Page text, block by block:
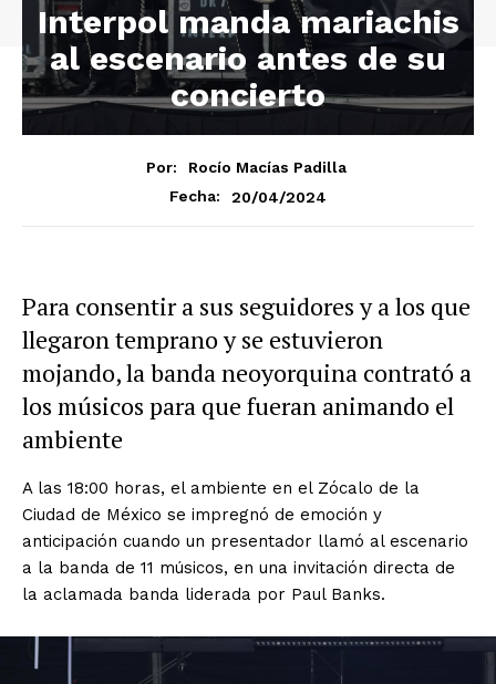
Interpol manda mariachis
al escenario antes de su
concierto
Por:
Rocío Macías Padilla
Fecha:
20/04/2024
Para consentir a sus seguidores y a los que
llegaron temprano y se estuvieron
mojando, la banda neoyorquina contrató a
los músicos para que fueran animando el
ambiente
A las 18:00 horas, el ambiente en el Zócalo de la
Ciudad de México se impregnó de emoción y
anticipación cuando un presentador llamó al escenario
a la banda de 11 músicos, en una invitación directa de
la aclamada banda liderada por Paul Banks.